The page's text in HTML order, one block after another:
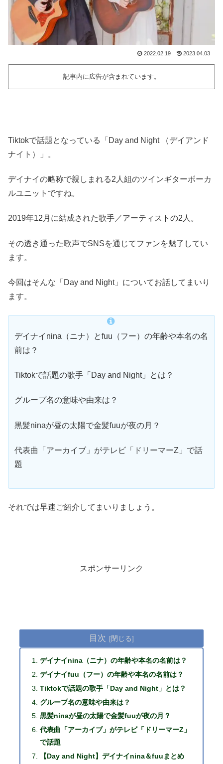
2022.02.19 2023.04.03
記事内に広告が含まれています。
Tiktokで話題となっている「Day and Night （デイアンド
ナイト）」。
デイナイの略称で親しまれる2人組のツインギターボーカ
ルユニットですね。
2019年12月に結成された歌手／アーティストの2人。
その透き通った歌声でSNSを通じてファンを魅了してい
ます。
今回はそんな「Day and Night」についてお話してまいり
ます。
デイナイnina（ニナ）とfuu（フー）の年齢や本名の名
前は？
Tiktokで話題の歌手「Day and Night」とは？
グループ名の意味や由来は？
黒髪ninaが昼の太陽で金髪fuuが夜の月？
代表曲「アーカイブ」がテレビ「ドリーマーZ」で話
題
それでは早速ご紹介してまいりましょう。
スポンサーリンク
目次
デイナイnina（ニナ）の年齢や本名の名前は？
デイナイfuu（フー）の年齢や本名の名前は？
Tiktokで話題の歌手「Day and Night」とは？
グループ名の意味や由来は？
黒髪ninaが昼の太陽で金髪fuuが夜の月？
代表曲「アーカイブ」がテレビ「ドリーマーZ」
で話題
【Day and Night】デイナイnina＆fuuまとめ